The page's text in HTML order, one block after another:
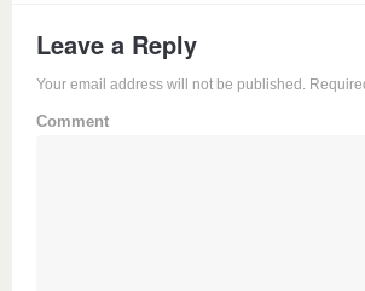
Leave a Reply
Your email address will not be published.
Comment